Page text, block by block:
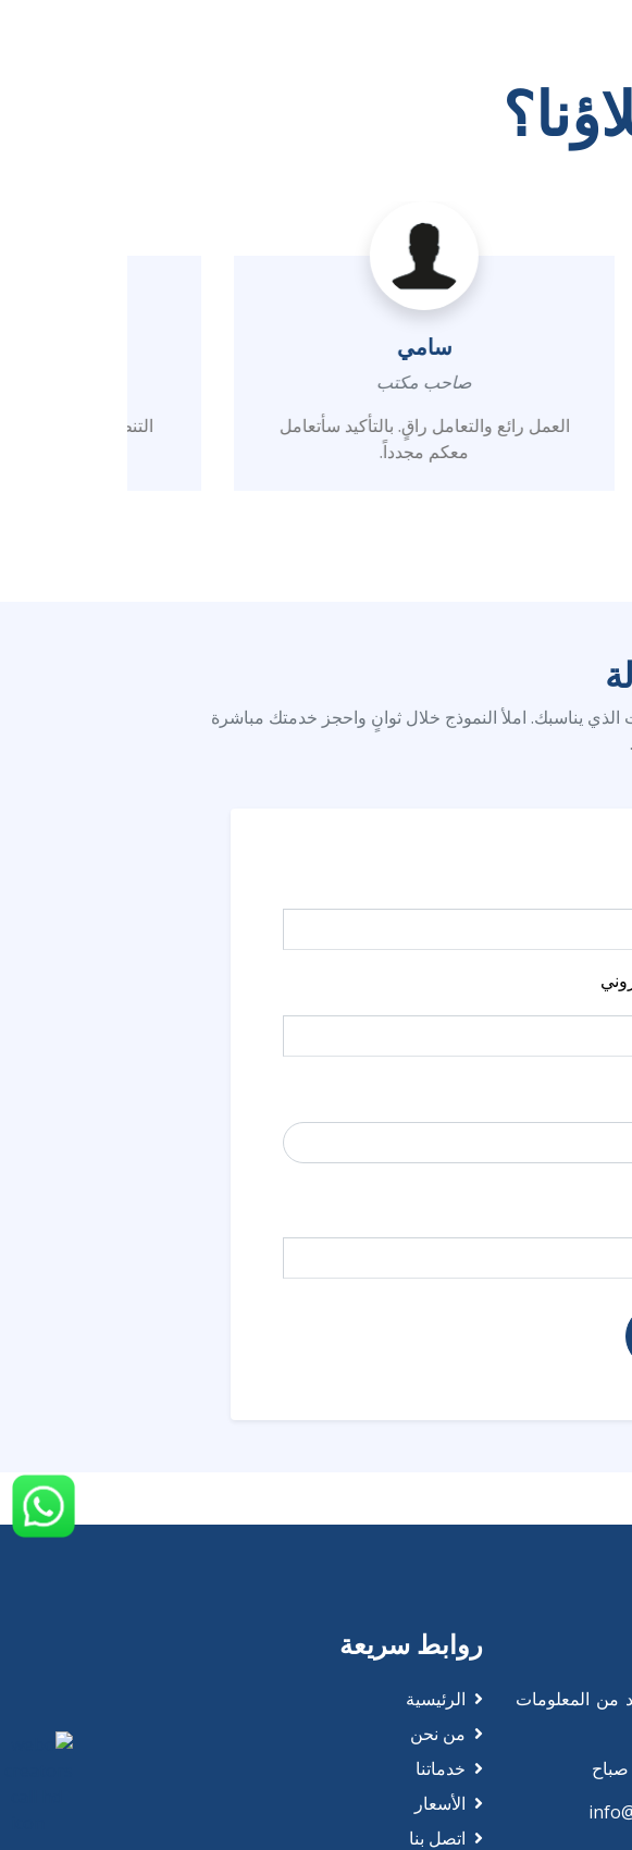
سأتعامل
التنظيف سريع والدقة ممتازة. شكراً على
يناسبك. املأ النموذج خلال ثوانٍ واحجز خدمتك مباشرة
من المعلومات
روابط سريعة
الرئيسية
من نحن
خدماتنا
الأسعار
اتصل بنا